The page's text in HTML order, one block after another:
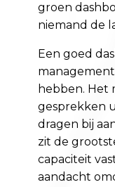
groen
niemand de
Een goed
hebben. Het
gesprekken
dragen bij
zit de
capaciteit
aandacht